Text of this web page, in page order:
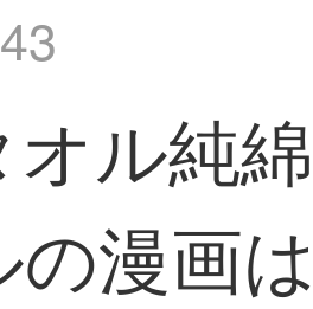
ル純
漫画